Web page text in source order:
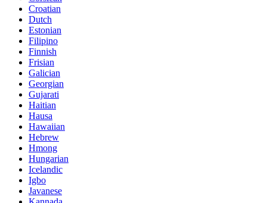
Croatian
Dutch
Estonian
Filipino
Finnish
Frisian
Galician
Georgian
Gujarati
Haitian
Hausa
Hawaiian
Hebrew
Hmong
Hungarian
Icelandic
Igbo
Javanese